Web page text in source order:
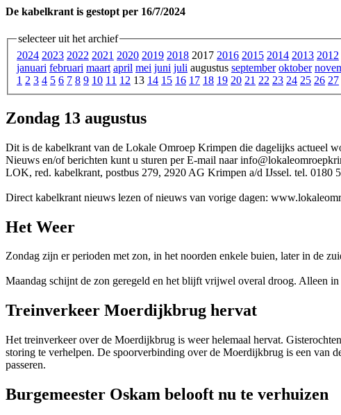
De kabelkrant is gestopt per 16/7/2024
selecteer uit het archief
2024 2023 2022 2021 2020 2019 2018 2017 2016 2015 2014 2013 2012
januari februari maart april mei juni juli augustus september oktober
1 2 3 4 5 6 7 8 9 10 11 12 13 14 15 16 17 18 19 20 21 22 23 24 25 26 27
Zondag 13 augustus
Dit is de kabelkrant van de Lokale Omroep Krimpen die dagelijks actueel
Nieuws en/of berichten kunt u sturen per E-mail naar
LOK, red. kabelkrant, postbus 279, 2920 AG Krimpen a/d IJssel. tel. 0180
Direct kabelkrant nieuws lezen of nieuws van vorige dagen:
Het Weer
Zondag zijn er perioden met zon, in het noorden enkele buien, later in de
Maandag schijnt de zon geregeld en het blijft vrijwel overal droog. Alleen
Treinverkeer Moerdijkbrug hervat
Het treinverkeer over de Moerdijkbrug is weer helemaal hervat.
storing te verhelpen. De spoorverbinding over de Moerdijkbrug is een van
passeren.
Burgemeester Oskam belooft nu te verhuizen